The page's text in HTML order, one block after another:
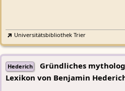
Universitätsbibliothek Trier
Hederich
Gründliches
Lexikon von Benjamin